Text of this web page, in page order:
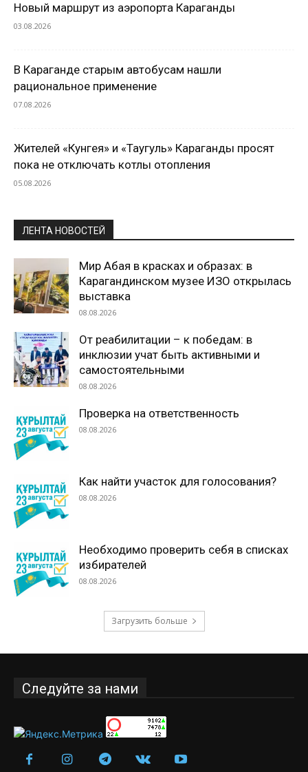
Новый маршрут из аэропорта Караганды
03.08.2026
В Караганде старым автобусам нашли
рациональное применение
07.08.2026
Жителей «Кунгея» и «Таугуль» Караганды просят
пока не отключать котлы отопления
05.08.2026
ЛЕНТА НОВОСТЕЙ
Мир Абая в красках и образах: в
Карагандинском музее ИЗО открылась
выставка
08.08.2026
От реабилитации – к победам: в
инклюзии учат быть активными и
самостоятельными
08.08.2026
Проверка на ответственность
08.08.2026
Как найти участок для голосования?
08.08.2026
Необходимо проверить себя в списках
избирателей
08.08.2026
Загрузить больше
Следуйте за нами